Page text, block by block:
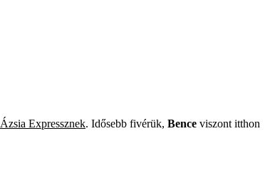
Ázsia Expressznek. Idősebb fivérük, Bence viszont itthon